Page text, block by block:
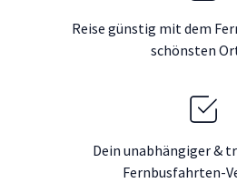
Reise günstig mit dem
schönsten
Dein unabhängiger &
Fernbusfahrten-